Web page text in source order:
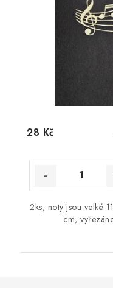
28 Kč
2ks; noty jsou velké
cm,